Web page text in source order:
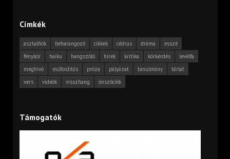
Címkék
asztalfiók beharangozó cikkek cédrus dráma
esszé
fénykör
haiku hangszóló hírek kritika körkérdés
levélfa
meghívó
műfordítás próza pályázat tanulmány
tárlat
vers
videók visszhang önszócikk
Támogatók